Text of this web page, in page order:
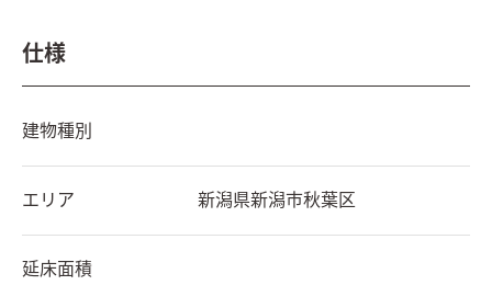
仕様
建物種別
エリア 新潟県新潟市秋葉区
延床面積